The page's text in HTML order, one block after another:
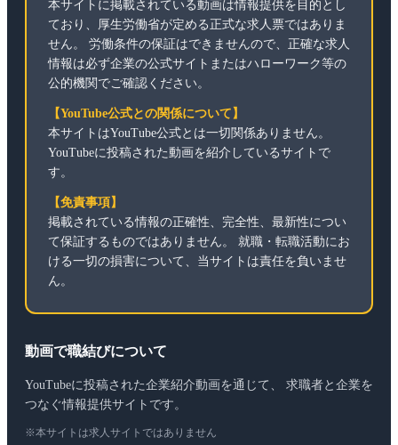
本サイトに掲載されている動画は情報提供を目的とし
ており、厚生労働省が定める正式な求人票ではありま
せん。 労働条件の保証はできませんので、正確な求人
情報は必ず企業の公式サイトまたはハローワーク等の
公的機関でご確認ください。
【YouTube公式との関係について】
本サイトはYouTube公式とは一切関係ありません。
YouTubeに投稿された動画を紹介しているサイトで
す。
【免責事項】
掲載されている情報の正確性、完全性、最新性につい
て保証するものではありません。 就職・転職活動にお
ける一切の損害について、当サイトは責任を負いませ
ん。
動画で職結びについて
YouTubeに投稿された企業紹介動画を通じて、 求職者と企業を
つなぐ情報提供サイトです。
※本サイトは求人サイトではありません